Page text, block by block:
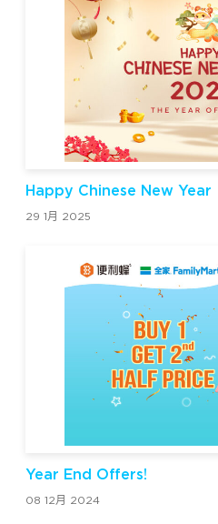
Happy Chinese New Year
29 1月 2025
Year End Offers!
08 12月 2024